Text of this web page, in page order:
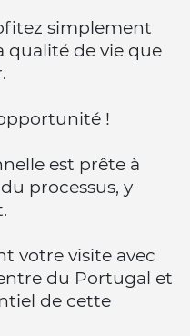
simplement
qualité de vie que
!
est prête à
processus, y
votre visite avec
du Portugal et
de cette